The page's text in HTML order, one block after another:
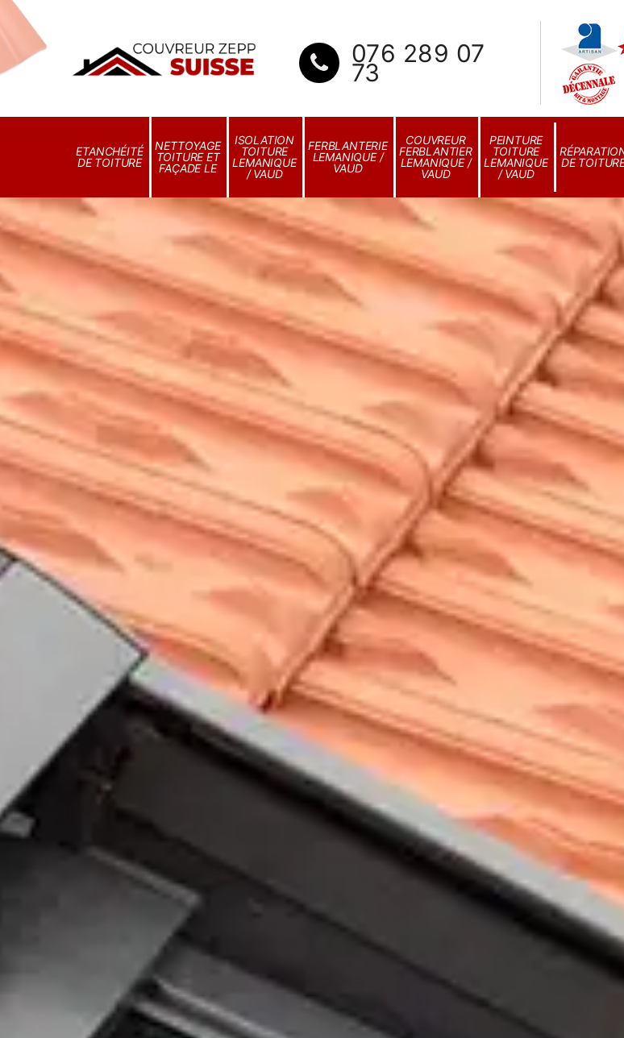
076 289 07
73
ETANCHÉITÉ
DE TOITURE
NETTOYAGE
TOITURE ET
FAÇADE LE
ISOLATION
TOITURE
LEMANIQUE
/ VAUD
FERBLANTERIE
LEMANIQUE /
VAUD
COUVREUR
FERBLANTIER
LEMANIQUE /
VAUD
PEINTURE
TOITURE
LEMANIQUE
/ VAUD
DE